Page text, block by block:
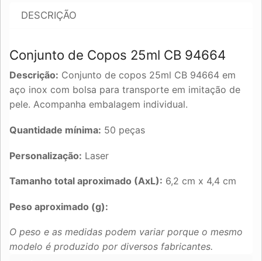
DESCRIÇÃO
Conjunto de Copos 25ml CB 94664
Descrição: Conjunto de copos 25ml CB 94664 em
aço inox com bolsa para transporte em imitação de
pele. Acompanha embalagem individual.
Quantidade mínima: 50 peças
Personalização: Laser
Tamanho total aproximado (AxL): 6,2 cm x 4,4 cm
Peso aproximado (g):
O peso e as medidas podem variar porque o mesmo
modelo é produzido por diversos fabricantes.